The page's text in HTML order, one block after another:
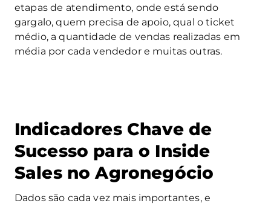
etapas de atendimento, onde está sendo
gargalo, quem precisa de apoio, qual o ticket
médio, a quantidade de vendas realizadas em
média por cada vendedor e muitas outras.
Indicadores Chave de
Sucesso para o Inside
Sales no Agronegócio
Dados são cada vez mais importantes, e